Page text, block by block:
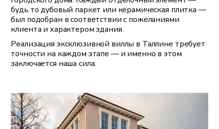
будь то дубовый паркет или керамическая плитка —
был подобран в соответствии с пожеланиями
клиента и характером здания.
Реализация эксклюзивной виллы в Таллине требует
точности на каждом этапе — и именно в этом
заключается наша сила.